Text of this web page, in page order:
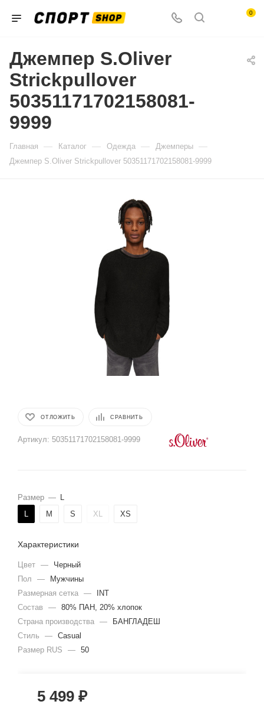
0
Джемпер S.Oliver
Strickpullover
50351171702158081-
9999
Главная — Каталог — Одежда — Джемперы —
Джемпер S.Oliver Strickpullover 50351171702158081-9999
ОТЛОЖИТЬ СРАВНИТЬ
Артикул: 50351171702158081-9999
Размер — L
L
M S XL XS
Характеристики
Цвет —
Черный
Пол
—
Мужчины
Размерная сетка —
INT
Состав
— 80% ПАН, 20% хлопок
Страна производства —
БАНГЛАДЕШ
Стиль
— Casual
Размер RUS
— 50
5 499 ₽